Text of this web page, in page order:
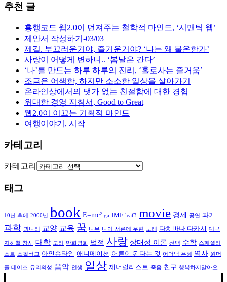
추천 글
흥행코드 웹2.0이 던져주는 철학적 마인드, ‘시맨틱 웹’
제안서 작성하기-03/03
제길. 부끄러운거야, 즐거운거야? ‘나는 왜 불온한가’
사랑이 어떻게 변하니.. ‘봄날은 간다’
‘나’를 만드는 하루 하루의 진리, ‘홀로사는 즐거움’
조금은 어색한, 하지만 소소한 일상을 살아가기
온라인상에서의 댓가 없는 친절함에 대한 경험
위대한 경영 지침서, Good to Great
웹2.0이 이끄는 기획적 마인드
여행이야기, 시작
카테고리
카테고리
태그
10년 후에 2000년 book E=mc² ga IMF leaf3 movie 경제 공연 과거
과학 괴나리 교양 교육 꿈 나무 나이 서른에 우린 노래 다치바나 다카시 대구
지하철 참사 대학 도리 만화영화 법정 사랑 상대성 이론 선택 수학 스페셜리
스트 스필버그 아인슈타인 애니메이션 어른이 된다는 것 어머님 은혜 역사 원더
풀 데이즈 유리의성 음악 인생 일상 제너럴리스트 죽음 친구 행복하지말아요